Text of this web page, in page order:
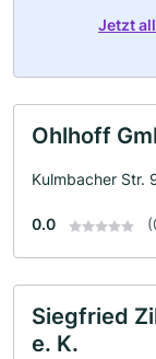
Jetzt
Ohlhoff
Kulmbacher Str.
0.0
Siegfried
e. K.